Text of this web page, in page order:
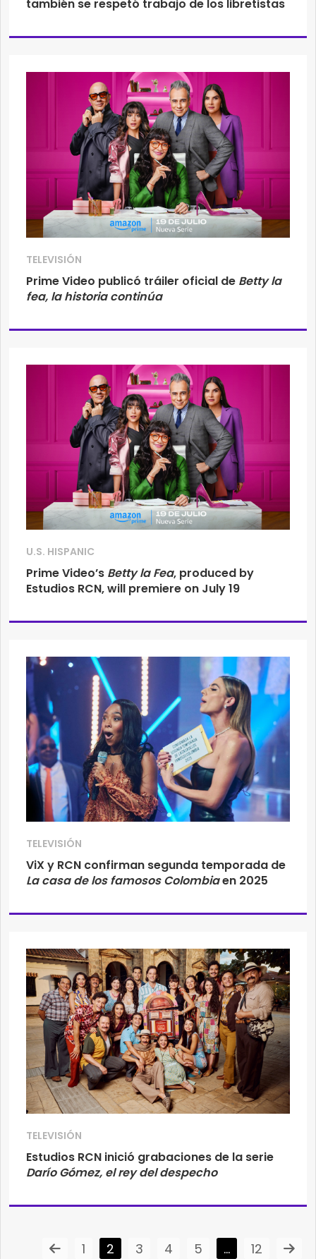
también se respetó trabajo de los libretistas
TELEVISIÓN
Prime Video publicó tráiler oficial de Betty la
fea, la historia continúa
U.S. HISPANIC
Prime Video’s Betty la Fea, produced by
Estudios RCN, will premiere on July 19
TELEVISIÓN
ViX y RCN confirman segunda temporada de
La casa de los famosos Colombiaen 2025
TELEVISIÓN
Estudios RCN inició grabaciones de la serie
Darío Gómez, el rey del despecho
1 2 3 4 5 … 12